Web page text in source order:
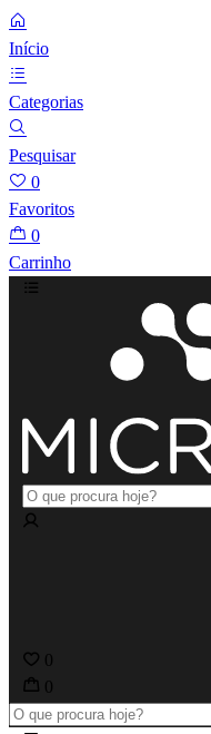
Início
Categorias
Pesquisar
0
Favoritos
0
Carrinho
0
0